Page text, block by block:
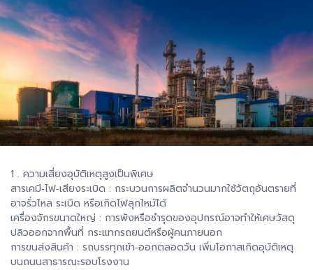
1 . ความเสี่ยงอุบัติเหตุสูงเป็นพิเศษ
สารเคมี‑ไฟ‑เสียงระเบิด : กระบวนการผลิตจำนวนมากใช้วัตถุอันตรายที่
อาจรั่วไหล ระเบิด หรือเกิดไฟลุกไหม้ได้
เครื่องจักรขนาดใหญ่ : การพังหรือชำรุดของอุปกรณ์อาจทำให้เศษวัสดุ
ปลิวออกจากพื้นที่ กระแทกรถยนต์หรือผู้คนภายนอก
การขนส่งสินค้า : รถบรรทุกเข้า‑ออกตลอดวัน เพิ่มโอกาสเกิดอุบัติเหตุ
บนถนนสาธารณะรอบโรงงาน